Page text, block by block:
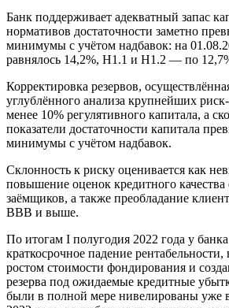
Банк поддерживает адекватный запас
нормативов достаточности заметно
минимумы с учётом надбавок: на
равнялось 14,2%, Н1.1 и Н1.2 — по
Корректировка резервов,
углублённого анализа крупнейших
менее 10% регулятивного капитала, а
показатели достаточности капитала
минимумы с учётом надбавок.
Склонность к риску оценивается как
повышение оценок кредитного
заёмщиков, а также преобладание
ВВВ и выше.
По итогам I полугодия 2022 года у
краткосрочное падение
ростом стоимости фондирования и
резерва под ожидаемые кредитные
были в полной мере нивелированы уже